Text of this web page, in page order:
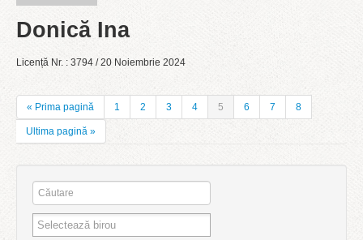
Donică Ina
Licență Nr. : 3794 / 20 Noiembrie 2024
« Prima pagină 1 2 3 4 5 6 7 8
Ultima pagină »